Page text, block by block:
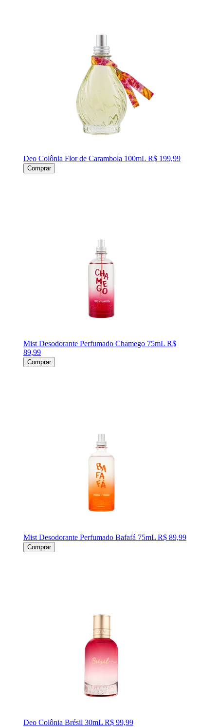
Deo Colônia Flor de Carambola 100mL R$ 199,99
Comprar
Mist Desodorante Perfumado Chamego 75mL R$
89,99
Comprar
Mist Desodorante Perfumado Bafafá 75mL R$ 89,99
Comprar
Deo Colônia Brésil 30mL R$ 99,99